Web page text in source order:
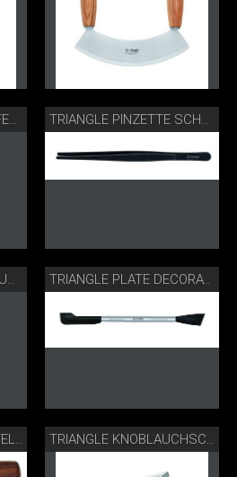
TRIANGLE PROBIERLÖFFEL SCHWARZ TRIANGLE PINZETTE SCHWARZ
TRIANGLE KÄSEREIBE NUSSBAUM TRIANGLE PLATE DECORATER